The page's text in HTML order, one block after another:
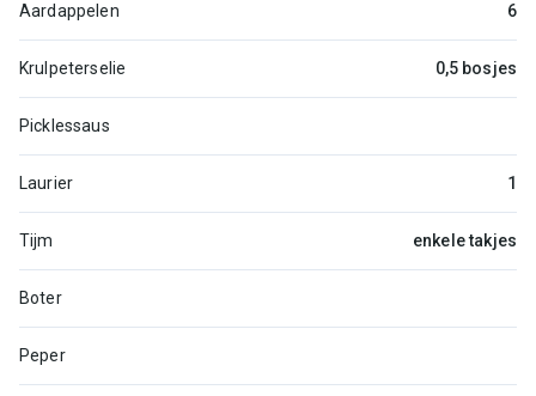
Aardappelen 6
Krulpeterselie 0,5 bosjes
Picklessaus
Laurier 1
Tijm enkele takjes
Boter
Peper